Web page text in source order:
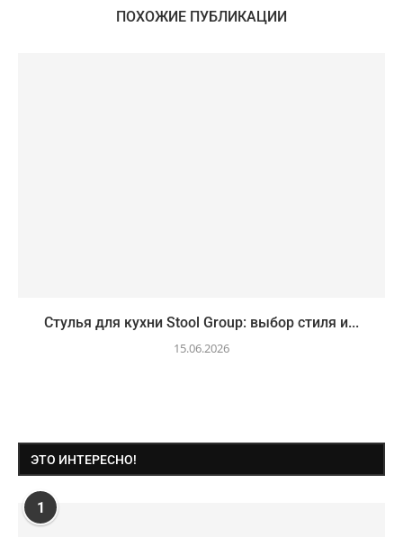
ПОХОЖИЕ ПУБЛИКАЦИИ
Стулья для кухни Stool Group: выбор стиля и...
15.06.2026
ЭТО ИНТЕРЕСНО!
1